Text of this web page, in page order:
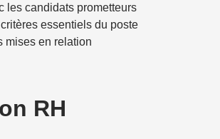
les candidats prometteurs
essentiels du poste
mises en relation
RH